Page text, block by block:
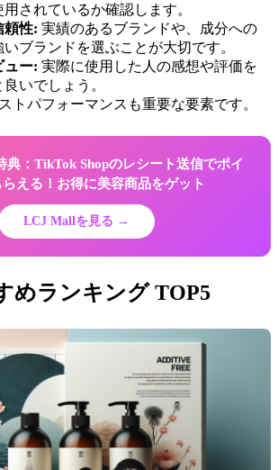
されているか確認します。
頼性: 実績のあるブランドや、成分への
ブランドを選ぶことが大切です。
ュー: 実際に使用した人の感想や評価を
いでしょう。
トパフォーマンスも重要な要素です。
：TikTok Shopのレシート送信でポイ
らえる！お得に美容商品をゲット
LCJ Mallを見る →
めランキング TOP5